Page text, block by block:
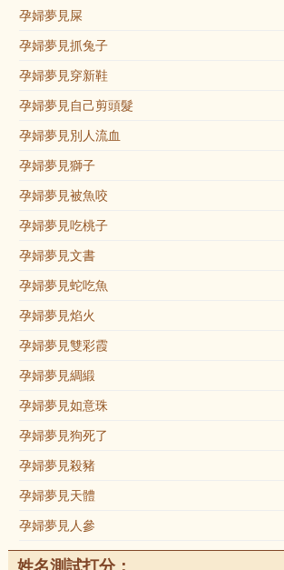
孕婦夢見屎
孕婦夢見抓兔子
孕婦夢見穿新鞋
孕婦夢見自己剪頭髮
孕婦夢見別人流血
孕婦夢見獅子
孕婦夢見被魚咬
孕婦夢見吃桃子
孕婦夢見文書
孕婦夢見蛇吃魚
孕婦夢見焰火
孕婦夢見雙彩霞
孕婦夢見綢緞
孕婦夢見如意珠
孕婦夢見狗死了
孕婦夢見殺豬
孕婦夢見天體
孕婦夢見人參
姓名測試打分：